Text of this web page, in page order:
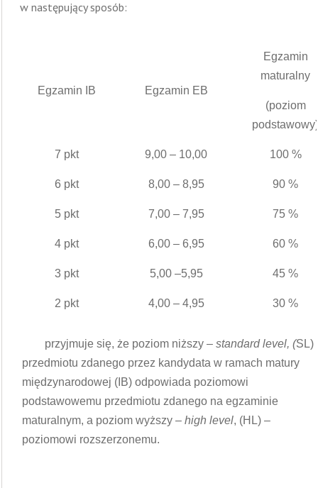
w następujący sposób:
Egzamin IB Egzamin EB
Egzamin
maturalny
(poziom
7 pkt 9,00 – 10,00 100 %
6 pkt 8,00 – 8,95 90 %
5 pkt 7,00 – 7,95 75 %
4 pkt 6,00 – 6,95 60 %
3 pkt 5,00 –5,95 45 %
2 pkt 4,00 – 4,95 30 %
przyjmuje się, że poziom niższy –standard level, (SL)
przedmiotu zdanego przez kandydata w ramach matury
międzynarodowej (IB) odpowiada poziomowi
podstawowemu przedmiotu zdanego na egzaminie
maturalnym, a poziom wyższy –high level, (HL) –
poziomowi rozszerzonemu.